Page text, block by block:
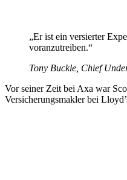
„Er ist ein versierter
voranzutreiben.“
Tony Buckle, Chief
Vor seiner Zeit bei Axa war
Versicherungsmakler bei